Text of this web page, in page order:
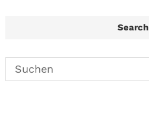
Search